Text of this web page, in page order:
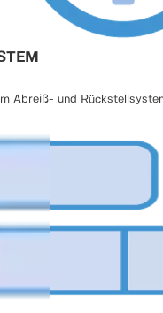
Abreiß- und